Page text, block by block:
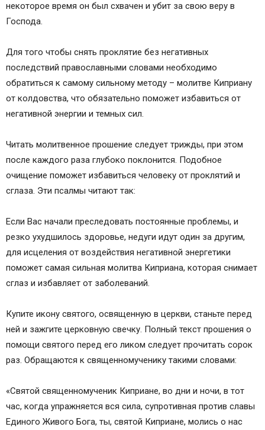
некоторое время он был схвачен и убит за свою веру в
Господа.
Для того чтобы снять проклятие без негативных
последствий православными словами необходимо
обратиться к самому сильному методу – молитве Киприану
от колдовства, что обязательно поможет избавиться от
негативной энергии и темных сил.
Читать молитвенное прошение следует трижды, при этом
после каждого раза глубоко поклонится. Подобное
очищение поможет избавиться человеку от проклятий и
сглаза. Эти псалмы читают так:
Если Вас начали преследовать постоянные проблемы, и
резко ухудшилось здоровье, недуги идут один за другим,
для исцеления от воздействия негативной энергетики
поможет самая сильная молитва Киприана, которая снимает
сглаз и избавляет от заболеваний.
Купите икону святого, освященную в церкви, станьте перед
ней и зажгите церковную свечку. Полный текст прошения о
помощи святого перед его ликом следует прочитать сорок
раз. Обращаются к священномученику такими словами:
«Святой священномученик Киприане, во дни и ночи, в тот
час, когда упражняется вся сила, супротивная против славы
Единого Живого Бога, ты, святой Киприане, молись о нас